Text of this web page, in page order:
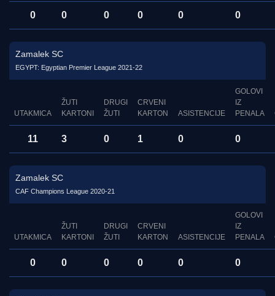
0 0 0 0 0 0
Zamalek SC
EGYPT: Egyptian Premier League 2021-22
UTAKMICA
ŽUTI
KARTONI
DRUGI
ŽUTI
CRVENI
KARTON
ASISTENCIJE
GOLOVI
IZ
PENALA
11 3 0 1 0 0
Zamalek SC
CAF Champions League 2020-21
UTAKMICA
ŽUTI
KARTONI
DRUGI
ŽUTI
CRVENI
KARTON
ASISTENCIJE
GOLOVI
IZ
PENALA
0 0 0 0 0 0